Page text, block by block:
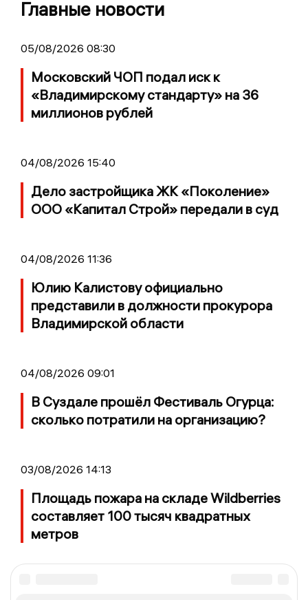
Главные новости
05/08/2026 08:30
Московский ЧОП подал иск к
«Владимирскому стандарту» на 36
миллионов рублей
04/08/2026 15:40
Дело застройщика ЖК «Поколение»
ООО «Капитал Строй» передали в суд
04/08/2026 11:36
Юлию Калистову официально
представили в должности прокурора
Владимирской области
04/08/2026 09:01
В Суздале прошёл Фестиваль Огурца:
сколько потратили на организацию?
03/08/2026 14:13
Площадь пожара на складе Wildberries
составляет 100 тысяч квадратных
метров